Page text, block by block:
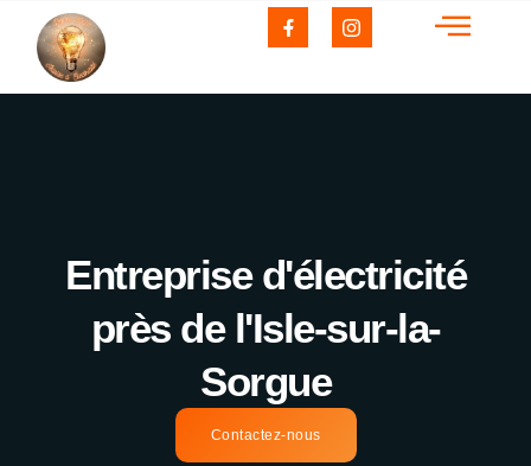
Entreprise d'électricité
près de l'Isle-sur-la-
Sorgue
Contactez-nous